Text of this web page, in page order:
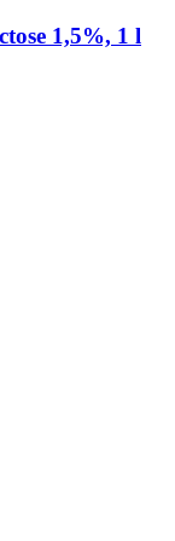
1,5%, 1 l